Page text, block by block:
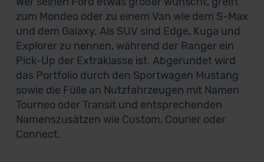
zum Mondeo oder zu einem Van wie dem S-Max
und dem Galaxy. Als SUV sind Edge, Kuga und
Explorer zu nennen, während der Ranger ein
Pick-Up der Extraklasse ist. Abgerundet wird
das Portfolio durch den Sportwagen Mustang
sowie die Fülle an Nutzfahrzeugen mit Namen
Tourneo oder Transit und entsprechenden
Namenszusätzen wie Custom, Courier oder
Connect.